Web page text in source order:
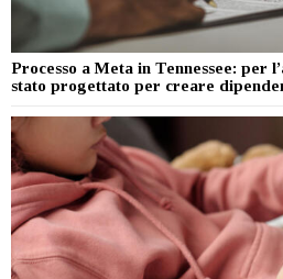
Processo a Meta in Tennessee: per
stato progettato per creare